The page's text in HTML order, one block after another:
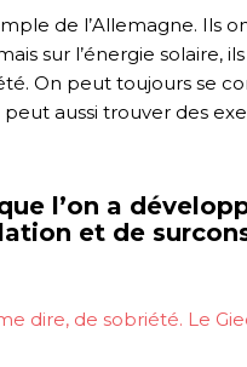
de l’Allemagne. Ils
sur l’énergie solaire,
On peut toujours se
peut aussi trouver des
l’on a
et de
dire, de sobriété. Le